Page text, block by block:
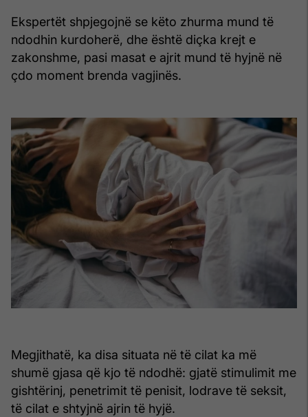
Ekspertët shpjegojnë se këto zhurma mund të
ndodhin kurdoherë, dhe është diçka krejt e
zakonshme, pasi masat e ajrit mund të hyjnë në
çdo moment brenda vagjinës.
Megjithatë, ka disa situata në të cilat ka më
shumë gjasa që kjo të ndodhë: gjatë stimulimit me
gishtërinj, penetrimit të penisit, lodrave të seksit,
të cilat e shtyjnë ajrin të hyjë.